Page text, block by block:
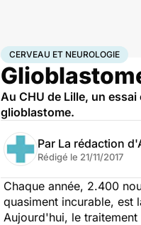
AccueilSantéMaladiesMaladies
CERVEAU ET NEUROLOGIE
Au CHU de Lille, un
glioblastome.
Par La rédaction
Rédigé le 21/11/2017
Chaque année, 2.400
quasiment incurable, est
Aujourd'hui, le